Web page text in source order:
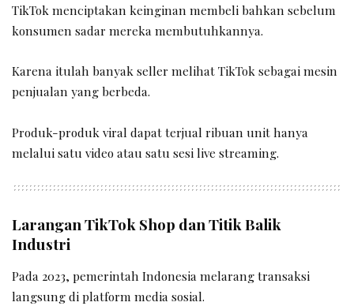
TikTok menciptakan keinginan membeli bahkan sebelum
konsumen sadar mereka membutuhkannya.
Karena itulah banyak seller melihat TikTok sebagai mesin
penjualan yang berbeda.
Produk-produk viral dapat terjual ribuan unit hanya
melalui satu video atau satu sesi live streaming.
Larangan TikTok Shop dan Titik Balik
Industri
Pada 2023, pemerintah Indonesia melarang transaksi
langsung di platform media sosial.